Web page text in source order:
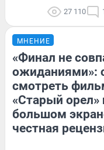
27 110
МНЕНИЕ
«Финал не
ожиданиями»:
смотреть
«Старый орел»
большом
честная